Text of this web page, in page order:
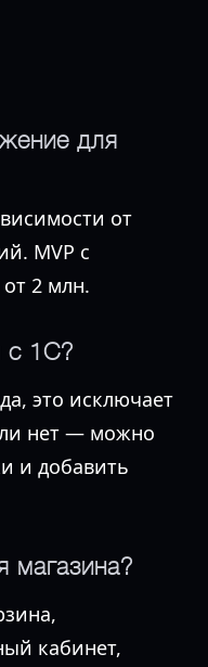
для
от
MVP с
2 млн.
с 1С?
это исключает
нет — можно
и добавить
магазина?
кабинет,